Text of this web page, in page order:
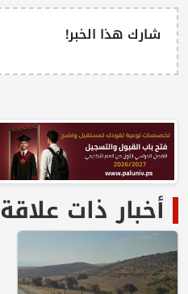
شارك هذا الخبر!
أخبار ذات علاقة